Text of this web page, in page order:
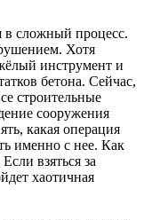
в сложный процесс.
Хотя
инструмент и
бетона. Сейчас,
строительные
сооружения
какая операция
именно с нее. Как
взяться за
хаотичная